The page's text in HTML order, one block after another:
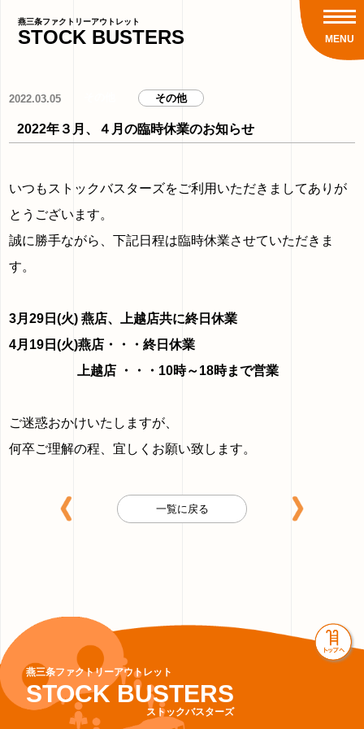
燕三条ファクトリーアウトレット
STOCK BUSTERS MENU
2022.03.05 その他
2022年３月、４月の臨時休業のお知らせ
いつもストックバスターズをご利用いただきましてありが
とうございます。
誠に勝手ながら、下記日程は臨時休業させていただきま
す。
3月29日(火) 燕店、上越店共に終日休業
4月19日(火)燕店・・・終日休業
上越店 ・・・10時～18時まで営業
ご迷惑おかけいたしますが、
何卒ご理解の程、宜しくお願い致します。
一覧に戻る
燕三条ファクトリーアウトレット
STOCK BUSTERS
ストックバスターズ